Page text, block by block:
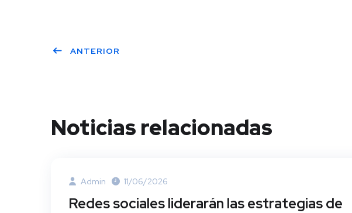
ANTERIOR
Noticias relacionadas
Admin 11/06/2026
Redes sociales liderarán las estrategias de